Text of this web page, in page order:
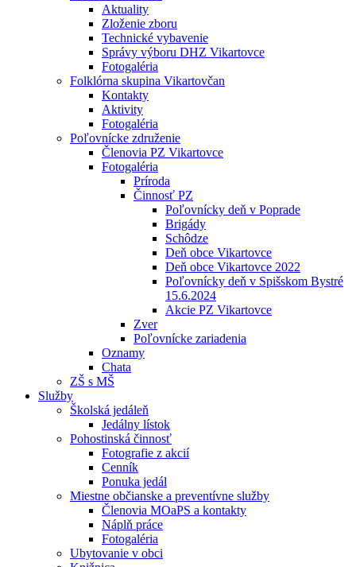
Aktuality
Zloženie zboru
Technické vybavenie
Správy výboru DHZ Vikartovce
Fotogaléria
Folklórna skupina Vikartovčan
Kontakty
Aktivity
Fotogaléria
Poľovnícke združenie
Členovia PZ Vikartovce
Fotogaléria
Príroda
Činnosť PZ
Poľovnícky deň v Poprade
Brigády
Schôdze
Deň obce Vikartovce
Deň obce Vikartovce 2022
Poľovnícky deň v Spišskom Bystré
15.6.2024
Akcie PZ Vikartovce
Zver
Poľovnícke zariadenia
Oznamy
Chata
ZŠ s MŠ
Služby
Školská jedáleň
Jedálny lístok
Pohostinská činnosť
Fotografie z akcií
Cenník
Ponuka jedál
Miestne občianske a preventívne služby
Členovia MOaPS a kontakty
Náplň práce
Fotogaléria
Ubytovanie v obci